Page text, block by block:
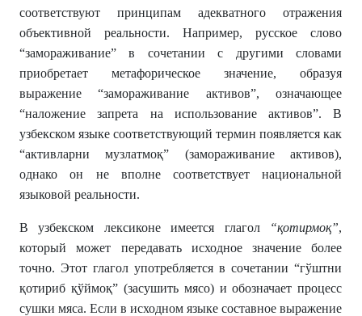
соответствуют принципам адекватного отражения
объективной реальности. Например, русское слово
“замораживание” в сочетании с другими словами
приобретает метафорическое значение, образуя
выражение “замораживание активов”, означающее
“наложение запрета на использование активов”. В
узбекском языке соответствующий термин появляется как
“активларни музлатмоқ” (замораживание активов),
однако он не вполне соответствует национальной
языковой реальности.
В узбекском лексиконе имеется глагол “қотирмоқ”,
который может передавать исходное значение более
точно. Этот глагол употребляется в сочетании “гўштни
қотириб қўймоқ” (засушить мясо) и обозначает процесс
сушки мяса. Если в исходном языке составное выражение